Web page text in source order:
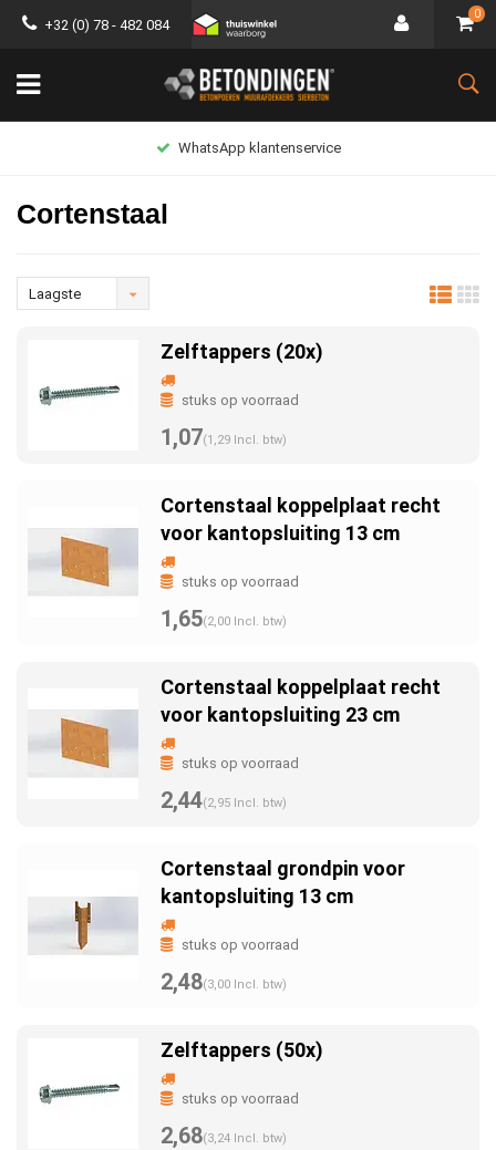
+32 (0) 78 - 482 084
0
WhatsApp klantenservice
Cortenstaal
Laagste
Zelftappers (20x)
stuks op voorraad
1,07(1,29 Incl. btw)
Cortenstaal koppelplaat recht
voor kantopsluiting 13 cm
stuks op voorraad
1,65(2,00 Incl. btw)
Cortenstaal koppelplaat recht
voor kantopsluiting 23 cm
stuks op voorraad
2,44(2,95 Incl. btw)
Cortenstaal grondpin voor
kantopsluiting 13 cm
stuks op voorraad
2,48(3,00 Incl. btw)
Zelftappers (50x)
stuks op voorraad
2,68(3,24 Incl. btw)